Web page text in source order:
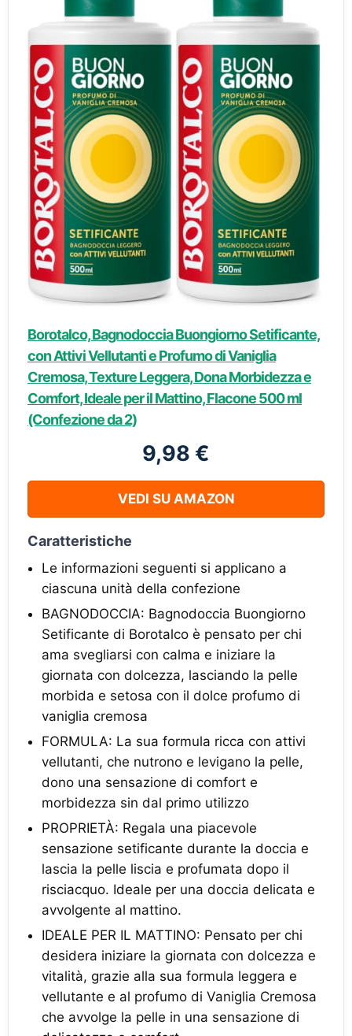
Borotalco, Bagnodoccia Buongiorno Setificante,
con Attivi Vellutanti e Profumo di Vaniglia
Cremosa, Texture Leggera, Dona Morbidezza e
Comfort, Ideale per il Mattino, Flacone 500 ml
(Confezione da 2)
9,98 €
VEDI SU AMAZON
Caratteristiche
Le informazioni seguenti si applicano a
ciascuna unità della confezione
BAGNODOCCIA: Bagnodoccia Buongiorno
Setificante di Borotalco è pensato per chi
ama svegliarsi con calma e iniziare la
giornata con dolcezza, lasciando la pelle
morbida e setosa con il dolce profumo di
vaniglia cremosa
FORMULA: La sua formula ricca con attivi
vellutanti, che nutrono e levigano la pelle,
dono una sensazione di comfort e
morbidezza sin dal primo utilizzo
PROPRIETÀ: Regala una piacevole
sensazione setificante durante la doccia e
lascia la pelle liscia e profumata dopo il
risciacquo. Ideale per una doccia delicata e
avvolgente al mattino.
IDEALE PER IL MATTINO: Pensato per chi
desidera iniziare la giornata con dolcezza e
vitalità, grazie alla sua formula leggera e
vellutante e al profumo di Vaniglia Cremosa
che avvolge la pelle in una sensazione di